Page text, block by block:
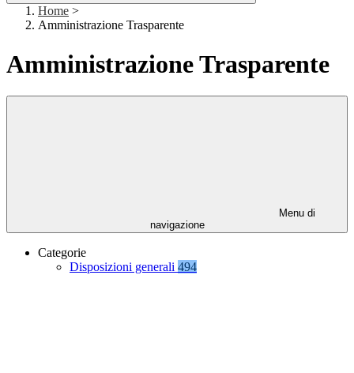
Home >
Amministrazione Trasparente
Amministrazione Trasparente
Menu di
navigazione
Categorie
Disposizioni generali 494